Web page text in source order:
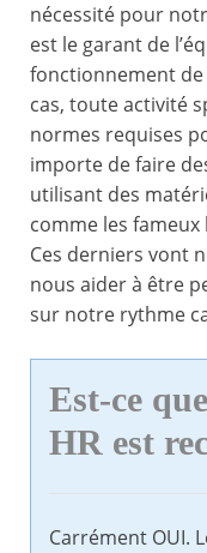
nécessité pour
est le garant de
fonctionnement
cas, toute activité
normes requises
importe de faire
utilisant des
comme les
Ces derniers vont
nous aider à être
sur notre rythme
Est-ce
HR est
Carrément OUI.